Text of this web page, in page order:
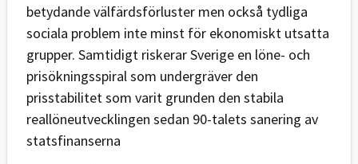
betydande välfärdsförluster men också tydliga
sociala problem inte minst för ekonomiskt utsatta
grupper. Samtidigt riskerar Sverige en löne- och
prisökningsspiral som undergräver den
prisstabilitet som varit grunden den stabila
reallöneutvecklingen sedan 90-talets sanering av
statsfinanserna